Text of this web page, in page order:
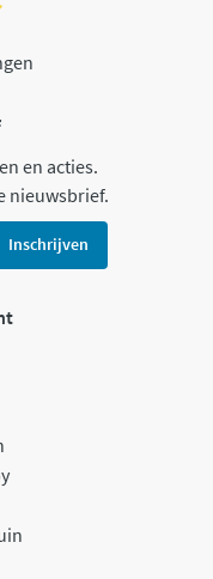
en acties.
nieuwsbrief.
Inschrijven